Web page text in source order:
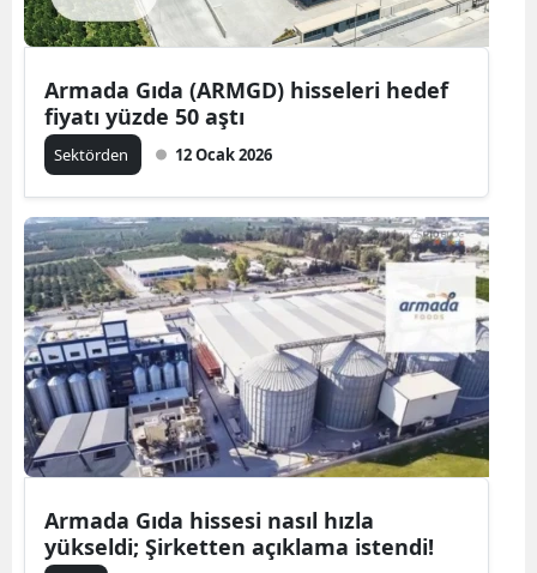
Armada Gıda (ARMGD) hisseleri hedef
fiyatı yüzde 50 aştı
Sektörden 12 Ocak 2026
Armada Gıda hissesi nasıl hızla
yükseldi; Şirketten açıklama istendi!